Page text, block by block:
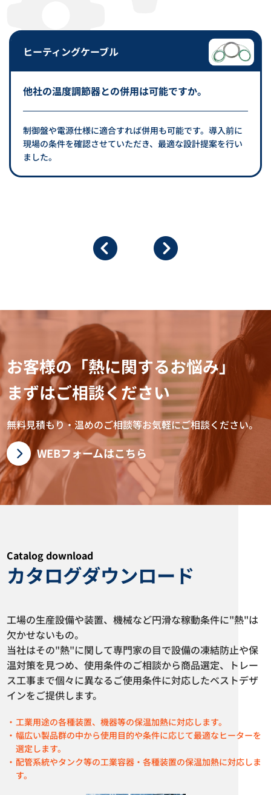
カタログダウンロード
カタログダウンロード
ペール缶ヒーター YNP型
カタログダウンロード
凍結防止ヒーター YSL型
カタログダウンロード
投込みヒーター YQI型 潜水ヒー
ター YQIL型
配管用ワンタッチ保温材 サーモ
ベルト
投込みヒーター LYS型 LYS-T型
危険場所用温度調節器 FST型
ヒーティングケーブル
他社の温度調節器との併用は可能ですか。
制御盤や電源仕様に適合すれば併用も可能です。導入前に
現場の条件を確認させていただき、最適な設計提案を行い
ました。
お客様の「熱に関するお悩み」
まずはご相談ください
無料見積もり・温めのご相談等お気軽にご相談ください。
WEBフォームはこちら
Catalog download
カタログダウンロード
工場の生産設備や装置、機械など円滑な稼動条件に"熱"は
欠かせないもの。
当社はその"熱"に関して専門家の目で設備の凍結防止や保
温対策を見つめ、使用条件のご相談から商品選定、トレー
ス工事まで個々に異なるご使用条件に対応したベストデザ
インをご提供します。
工業用途の各種装置、機器等の保温加熱に対応します。
幅広い製品群の中から使用目的や条件に応じて最適なヒーターを
選定します。
配管系統やタンク等の工業容器・各種装置の保温加熱に対応しま
す。